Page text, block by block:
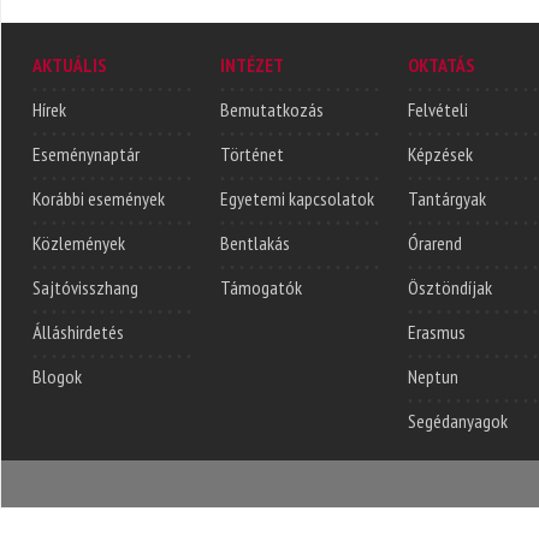
AKTUÁLIS
Hírek
Eseménynaptár
Korábbi események
Közlemények
Sajtóvisszhang
Álláshirdetés
Blogok
INTÉZET
Bemutatkozás
Történet
Egyetemi kapcsolatok
Bentlakás
Támogatók
OKTATÁS
Felvételi
Képzések
Tantárgyak
Órarend
Ösztöndíjak
Erasmus
Neptun
Segédanyagok